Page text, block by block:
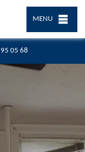
05 68
MENU